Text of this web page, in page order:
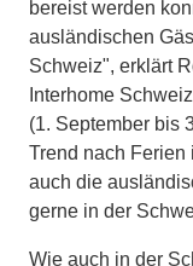
bereist werden
ausländischen
Schweiz", erklärt
Interhome
(1. September bis
Trend nach Ferien
auch die
gerne in der
Wie auch in der